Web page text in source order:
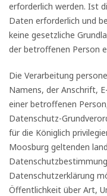
erforderlich werden. Ist
Daten erforderlich und
keine gesetzliche
der betroffenen Person
Die Verarbeitung
Namens, der Anschrift,
einer betroffenen
Datenschutz-
für die Königlich
Moosburg geltenden
Datenschutzerklärung
Öffentlichkeit über Art,